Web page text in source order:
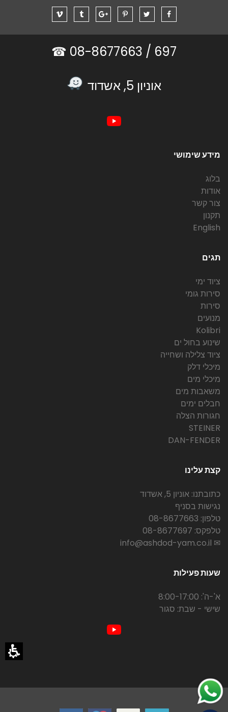
697 /
אוניון 5, אשדוד
מידע שימושי
בלוג
אודות
צור קשר
תקנון
English
תגים
ציוד ימי
סירות גומי
סירות
מנועים
Kolibri
שינוע בחול ים
ציוד צלילה ושחייה
מיכלי דלק
מיכלי מים
משאבות מים
חבלים ימים
חגורות הצלה
STEINER
DAN-FENDER
קצת עלינו
כתובתנו: אוניון 5, אשדוד
נגישות בסניף
טלפון: 08-8677663
טלפקס: 08-8677697
✉ info@ashdod-yam.co.il
שעות פעילות
א'-ה': 8:00-17:00
שישי - שבת: סגור